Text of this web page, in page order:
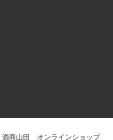
酒商山田 オンラインショップ